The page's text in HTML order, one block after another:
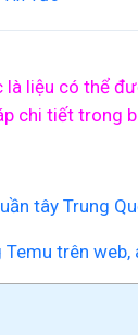
là liệu có thể
chi tiết trong
tây Trung
trên web,